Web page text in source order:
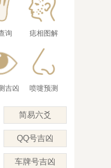
询 痣相图解
吉凶 喷嚏预测
简易六爻
QQ号吉凶
车牌号吉凶